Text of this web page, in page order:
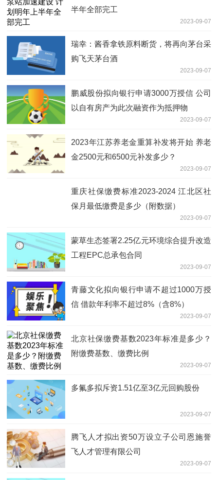
半年全部完工
2023-09-07
瑞幸：酱香拿铁原料断货，将再向茅台采
购飞天茅台酒
2023-09-07
鹏威股份拟向银行申请3000万授信 公司
以自有房产为此次融资作为抵押物
2023-09-07
2023年江苏养老金重算补发将开始 养老
金2500元和6500元补发多少？
2023-09-07
重庆社保缴费标准2023-2024 江北区社
保月最低缴费是多少（附数据）
2023-09-07
蒙草生态签署2.25亿元环境综合提升改造
工程EPC总承包合同
2023-09-07
青藤文化拟向银行申请不超过1000万授
信 借款年利率不超过8%（含8%）
2023-09-07
北京社保缴费基数2023年标准是多少？
附缴费基数、缴费比例
2023-09-07
多氟多拟斥资1.51亿至3亿元回购股份
2023-09-07
腾飞人才拟出资50万设立子公司恩施誉
飞人才管理有限公司
2023-09-07